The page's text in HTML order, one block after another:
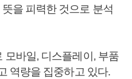
을 피력한 것으로 분석
모바일, 디스플레이, 부품
역량을 집중하고 있다.